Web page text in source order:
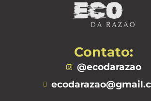
Contato:
@ecodarazao